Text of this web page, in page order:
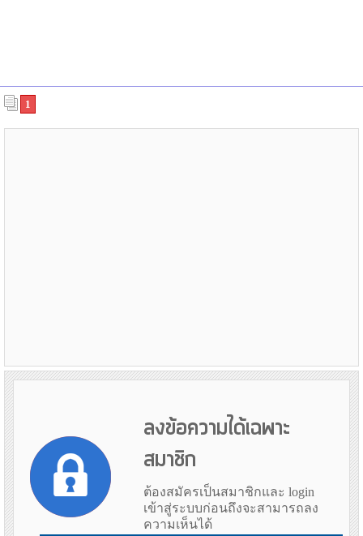
1
ลงข้อความได้เฉพาะ
สมาชิก
ต้องสมัครเป็นสมาชิกและ login
เข้าสู่ระบบก่อนถึงจะสามารถลง
ความเห็นได้